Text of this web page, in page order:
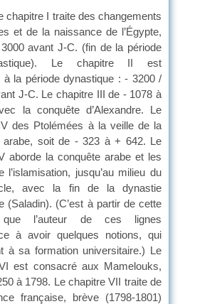
I traite des changements
et de la naissance de l’Égypte,
3000 avant J-C. (fin de la période
Le chapitre II est
à la période dynastique : - 3200 /
J-C. Le chapitre III de - 1078 à
la conquête d’Alexandre. Le
des Ptolémées à la veille de la
arabe, soit de - 323 à + 642. Le
aborde la conquête arabe et les
l’islamisation, jusqu’au milieu du
avec la fin de la dynastie
(Saladin). (C’est à partir de cette
que l’auteur de ces lignes
à avoir quelques notions, qui
à sa formation universitaire.) Le
est consacré aux Mamelouks,
à 1798. Le chapitre VII traite de
française, brève (1798-1801)